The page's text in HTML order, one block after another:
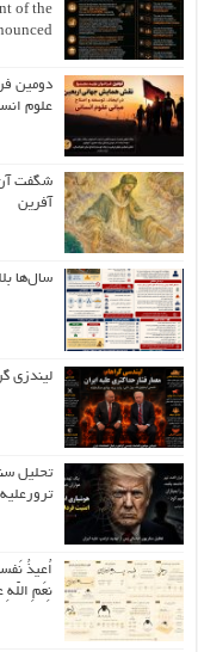
of the
دومین
علوم
شگفت
آفرین
سال‌ها
لیندزی
تحلیل
اُعیذُ
نِعَمِ